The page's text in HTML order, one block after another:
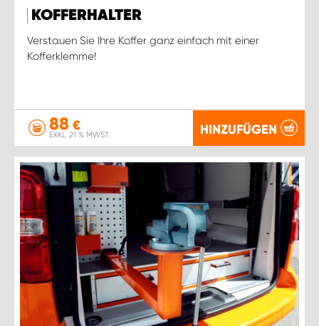
KOFFERHALTER
Verstauen Sie Ihre Koffer ganz einfach mit einer
Kofferklemme!
88 €
EXKL. 21 % MWST. HINZUFÜGEN